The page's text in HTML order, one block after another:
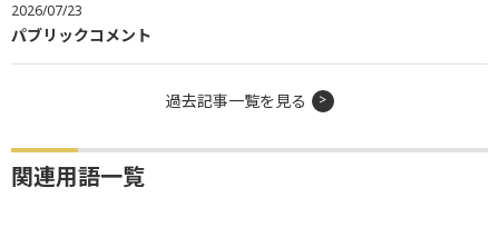
2026/07/23
パブリックコメント
過去記事一覧を見る
関連用語一覧